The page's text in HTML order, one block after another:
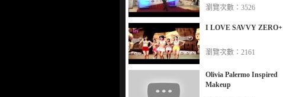
瀏覽次數：3526
I LOVE SAVVY ZERO+
瀏覽次數：2161
Olivia Palermo Inspired
Makeup